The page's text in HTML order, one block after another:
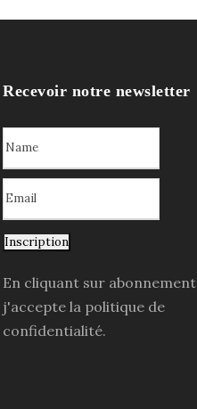
Recevoir notre newsletter
Inscription
En cliquant sur abonnement
j'accepte la politique de
confidentialité.